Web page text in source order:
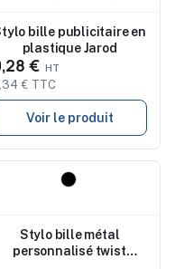
bille publicitaire en
plastique Jarod
€
€ TTC
Voir le produit
Stylo bille métal
personnalisé twist